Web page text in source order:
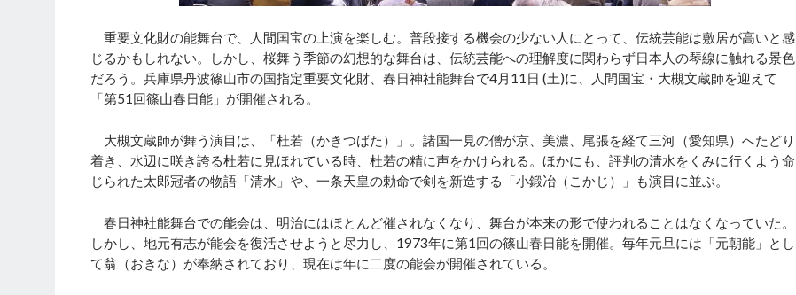
重要文化財の能舞台で、人間国宝の上演を楽しむ。普段接する機会の少ない人にとって、伝統芸能は敷居が高いと感
じるかもしれない。しかし、桜舞う季節の幻想的な舞台は、伝統芸能への理解度に関わらず日本人の琴線に触れる景色
だろう。兵庫県丹波篠山市の国指定重要文化財、春日神社能舞台で4月11日 (土)に、人間国宝・大槻文蔵師を迎えて
「第51回篠山春日能」が開催される。
大槻文蔵師が舞う演目は、「杜若（かきつばた）」。諸国一見の僧が京、美濃、尾張を経て三河（愛知県）へたどり
着き、水辺に咲き誇る杜若に見ほれている時、杜若の精に声をかけられる。ほかにも、評判の清水をくみに行くよう命
じられた太郎冠者の物語「清水」や、一条天皇の勅命で剣を新造する「小鍛冶（こかじ）」も演目に並ぶ。
春日神社能舞台での能会は、明治にはほとんど催されなくなり、舞台が本来の形で使われることはなくなっていた。
しかし、地元有志が能会を復活させようと尽力し、1973年に第1回の篠山春日能を開催。毎年元旦には「元朝能」とし
て翁（おきな）が奉納されており、現在は年に二度の能会が開催されている。